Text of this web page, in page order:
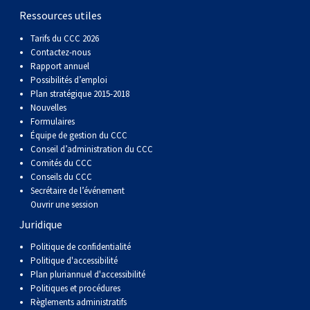
Berger anglais
Berger polonais de plaine
Berger portugais
Puli
Schapendoes néerlandais
Berger Shetland
Chien d’eau espagnol
Vallhund suédois
Chien Ibizan
Lévrier irlandais
Norrbottenspets
Elkhound norvégien
Lundehund norvégien
Otterhound
Petit basset griffon vendéen
Pharaoh Hound
Terrier tibétain
Xoloitzcuintli (moyen)
Xoloïtzcuintli (standard)
Setter irlandais
Épagneul cocker américain
Épagneul d’eau américain
Épagneul bleu de Picardie
Épagneul breton
Épagneul Clumber
Épagneul cocker anglais
Épagneul springer anglais
Terrier de Norwich
Terrier du révérend Russell
Terrier chasseur de rat
Terrier Russell
Schnauzer (nain)
Terrier écossais
Terrier Sealyham
Terrier Skye
Caniche (nain)
Carlin
Petit chien russe
Terrier à poil soyeux
Fox terrier miniature
Terrier de Manchester nain
Xoloitzcuintli (nain)
Terrier du Yorkshire
Grand bouvier suisse
Chien du Groenland
Hovawart
Chien d’ours de Carélie
Komondor
Kuvasz
Leonberger
Mastiff
Top Dogs
Ressources utiles
Tarifs du CCC 2026
Contactez-nous
Rapport annuel
Possibilités d’emploi
Plan stratégique 2015-2018
Nouvelles
Formulaires
Équipe de gestion du CCC
Conseil d’administration du CCC
Comités du CCC
Conseils du CCC
Secrétaire de l’événement
Ouvrir une session
Juridique
Politique de confidentialité
Politique d'accessibilité
Plan pluriannuel d'accessibilité
Politiques et procédures
Règlements administratifs